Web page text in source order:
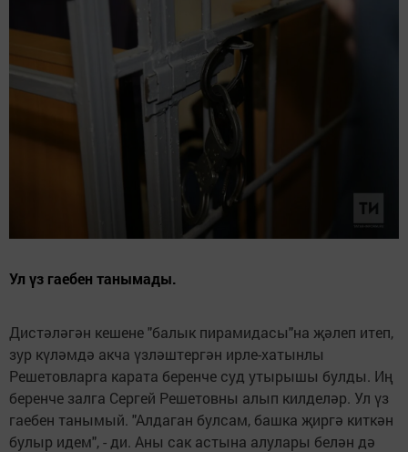
Ул үз гаебен танымады.
Дистәләгән кешене "балык пирамидасы"на җәлеп итеп,
зур күләмдә акча үзләштергән ирле-хатынлы
Решетовларга карата беренче суд утырышы булды. Иң
беренче залга Сергей Решетовны алып килделәр. Ул үз
гаебен танымый. "Алдаган булсам, башка җиргә киткән
булыр идем", - ди. Аны сак астына алулары белән дә